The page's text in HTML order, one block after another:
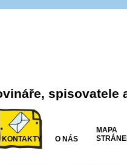
spisovatele
KONTAKTY O NÁS
MAPA